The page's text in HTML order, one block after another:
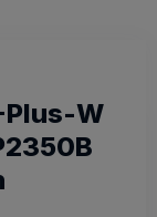
Plus-W